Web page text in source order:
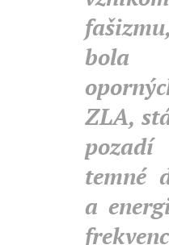
bola
ZLA,
temné
a